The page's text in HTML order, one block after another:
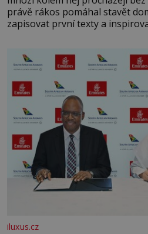
právě rákos pomáhal stavět
zapisovat první texty a
letního koupání. Stačí se však
iluxus.cz